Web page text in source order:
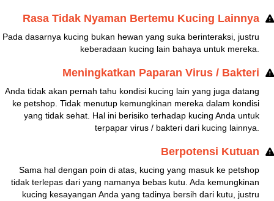
Rasa Tidak Nyaman Bertemu Kucing Lainnya
Pada dasarnya kucing bukan hewan yang suka berinteraksi, justru
keberadaan kucing lain bahaya untuk mereka.
Meningkatkan Paparan Virus / Bakteri
Anda tidak akan pernah tahu kondisi kucing lain yang juga datang
ke petshop. Tidak menutup kemungkinan mereka dalam kondisi
yang tidak sehat. Hal ini berisiko terhadap kucing Anda untuk
terpapar virus / bakteri dari kucing lainnya.
Berpotensi Kutuan
Sama hal dengan poin di atas, kucing yang masuk ke petshop
tidak terlepas dari yang namanya bebas kutu. Ada kemungkinan
kucing kesayangan Anda yang tadinya bersih dari kutu, justru